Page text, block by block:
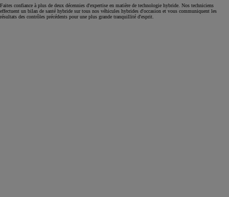
Faites confiance à plus de deux décennies d'expertise en matière de technologie hybride. Nos techniciens
effectuent un bilan de santé hybride sur tous nos véhicules hybrides d'occasion et vous communiquent les
résultats des contrôles précédents pour une plus grande tranquillité d'esprit.